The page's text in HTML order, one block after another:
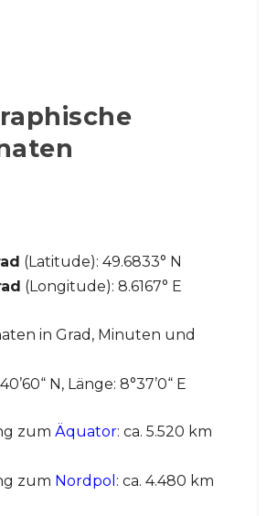
(Latitude): 49.6833° N
(Longitude): 8.6167° E
in Grad, Minuten und
N, Länge: 8°37’0“ E
zum Äquator: ca. 5.520 km
zum Nordpol : ca. 4.480 km